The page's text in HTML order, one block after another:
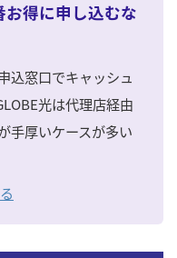
得に申し込むな
込窓口でキャッシュ
光は代理店経由
手厚いケースが多い